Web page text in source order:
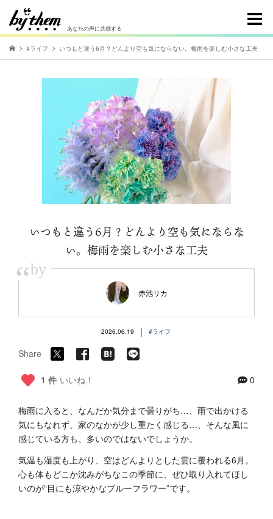
あなたの声に共感する
#ライフ いつもと違う6月？どんより空も気にならない。梅雨を楽しむ小さな工夫
いつもと違う6月？どんより空も気にならな
い。梅雨を楽しむ小さな工夫
“by
赤池リカ
2026.06.19 | #ライフ
Share
1 件 いいね！ 0
梅雨に入ると、なんだか気分まで曇りがち…、雨で出かける
気にもなれず、家のなかが少し重たく感じる…、そんな風に
感じている方も、多いのではないでしょうか。
気温も湿度も上がり、空はどんよりとした雲に覆われる6月。
心も体もどこか沈みがちなこの季節に、ぜひ取り入れてほし
いのが“目にも涼やかなブルーフラワー”です。